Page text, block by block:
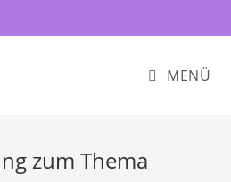
MENÜ
zum Thema